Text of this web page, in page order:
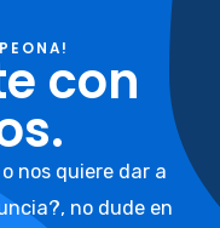
con
nos quiere dar a
no dude en